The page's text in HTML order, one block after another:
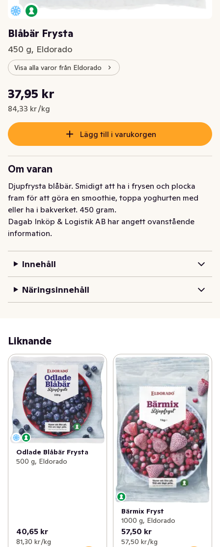
Blåbär Frysta
450 g, Eldorado
Visa alla varor från Eldorado
Nuvarande pris är: 37,95 kr
37,95 kr
84,33 kr /kg
Styckpris: 84,33 kr /kg
Lägg till i varukorgen
Om varan
Djupfrysta blåbär. Smidigt att ha i frysen och plocka
fram för att göra en smoothie, toppa yoghurten med
eller ha i bakverket. 450 gram.
Dagab Inköp & Logistik AB har angett ovanstående
information.
Innehåll
Näringsinnehåll
Liknande
Odlade Blåbär Frysta
500 g, Eldorado
40,65 kr
81,30 kr /kg
Bärmix Fryst
1000 g, Eldorado
57,50 kr
57,50 kr /kg